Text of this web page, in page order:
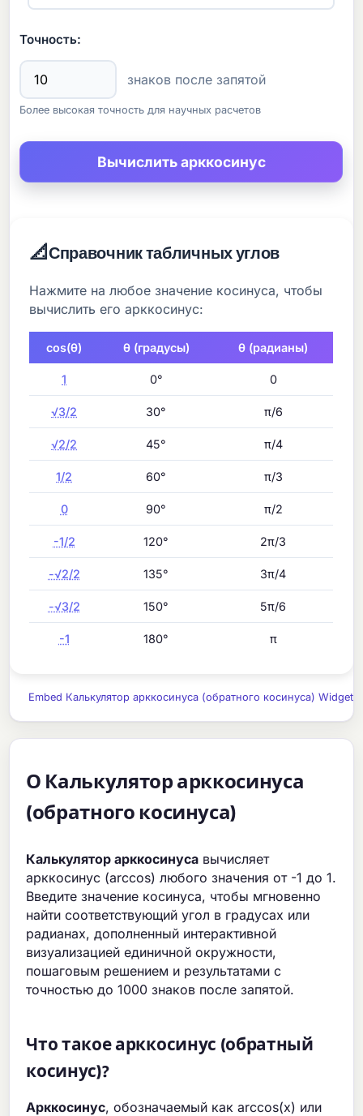
Точность:
знаков после запятой
Более высокая точность для научных расчетов
📐Справочник табличных углов
Нажмите на любое значение косинуса, чтобы
вычислить его арккосинус:
cos(θ) θ (градусы) θ (радианы)
1 0° 0
√3/2 30° π/6
√2/2 45° π/4
1/2 60° π/3
0 90° π/2
-1/2 120° 2π/3
-√2/2 135° 3π/4
-√3/2 150° 5π/6
-1 180° π
Embed Калькулятор арккосинуса (обратного косинуса) Widget
О Калькулятор арккосинуса
(обратного косинуса)
Калькулятор арккосинуса вычисляет
арккосинус (arccos) любого значения от -1 до 1.
Введите значение косинуса, чтобы мгновенно
найти соответствующий угол в градусах или
радианах, дополненный интерактивной
визуализацией единичной окружности,
пошаговым решением и результатами с
точностью до 1000 знаков после запятой.
Что такое арккосинус (обратный
косинус)?
Арккосинус, обозначаемый как arccos(x) или